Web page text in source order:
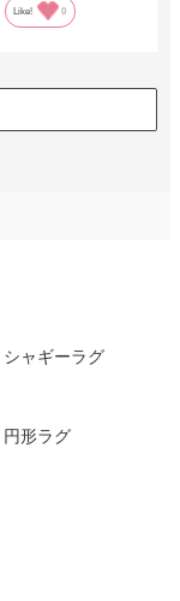
Like! 0
シャギーラグ
円形ラグ